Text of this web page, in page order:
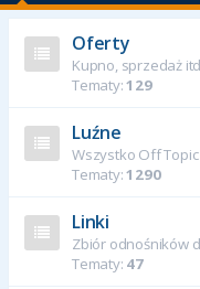
Oferty
Kupno, sprzedaż
Tematy:129
Luźne
Wszystko Off Topic
Tematy:1290
Linki
Zbiór odnośników
Tematy: 47